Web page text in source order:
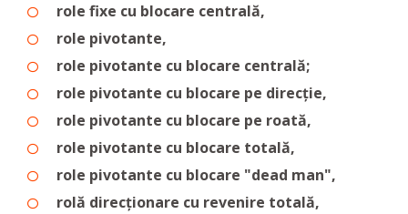
role fixe cu blocare centrală,
role pivotante,
role pivotante cu blocare centrală;
role pivotante cu blocare pe direcție,
role pivotante cu blocare pe roată,
role pivotante cu blocare totală,
role pivotante cu blocare "dead man",
rolă direcționare cu revenire totală,